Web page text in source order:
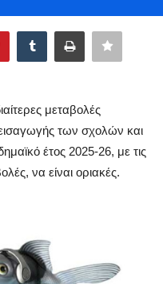
μεταβολές
των σχολών και
έτος 2025-26, με τις
να είναι οριακές.